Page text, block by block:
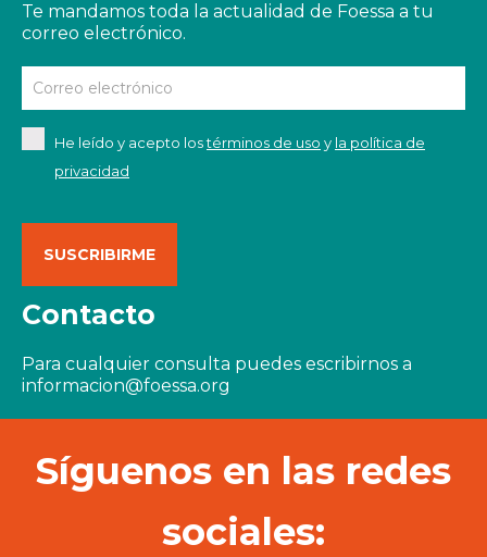
Te mandamos toda la actualidad de Foessa a tu
correo electrónico.
He leído y acepto lostérminos de uso y la política de
privacidad
Contacto
Para cualquier consulta puedes escribirnos a
informacion@foessa.org
Síguenos en las redes
sociales: